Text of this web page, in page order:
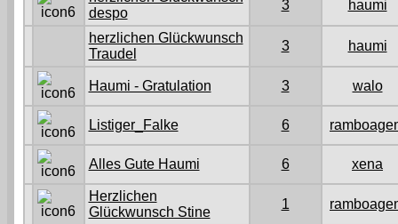
despo
3 haumi
herzlichen Glückwunsch
Traudel
3 haumi
Haumi - Gratulation 3 walo
Listiger_Falke 6
Alles Gute Haumi 6 xena
Herzlichen
Glückwunsch Stine
1